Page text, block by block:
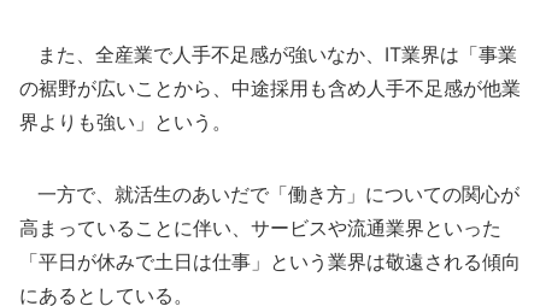
また、全産業で人手不足感が強いなか、IT業界は「事業
の裾野が広いことから、中途採用も含め人手不足感が他業
界よりも強い」という。
一方で、就活生のあいだで「働き方」についての関心が
高まっていることに伴い、サービスや流通業界といった
「平日が休みで土日は仕事」という業界は敬遠される傾向
にあるとしている。